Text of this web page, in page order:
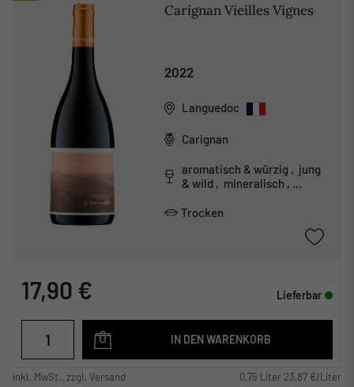
Carignan Vieilles Vignes
2022
Languedoc
Carignan
aromatisch & würzig , jung
& wild , mineralisch ,
Trocken
17,90 € Lieferbar
IN DEN WARENKORB
inkl. MwSt., zzgl. Versand 0,75 Liter 23,87 €/Liter